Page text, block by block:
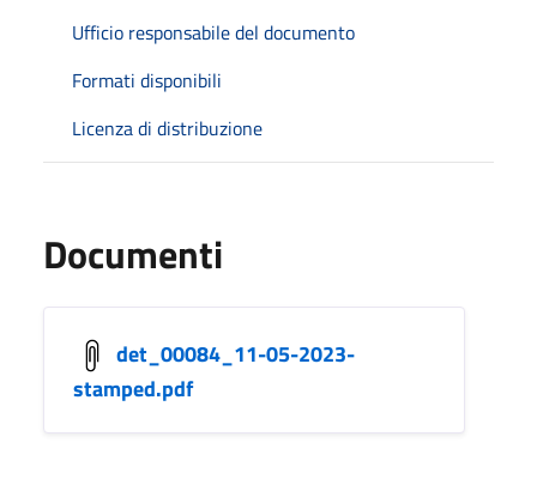
Ufficio responsabile del documento
Formati disponibili
Licenza di distribuzione
Documenti
det_00084_11-05-2023-
stamped.pdf